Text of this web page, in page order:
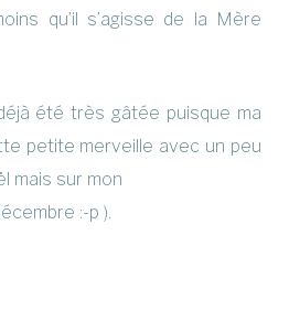
qu’il s’agisse de la Mère
été très gâtée puisque ma
petite merveille avec un peu
mais sur mon
:-p ).